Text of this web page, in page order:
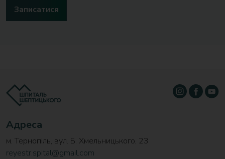
Адреса
м. Тернопіль, вул. Б. Хмельницького, 23
reyestr.spital@gmail.com